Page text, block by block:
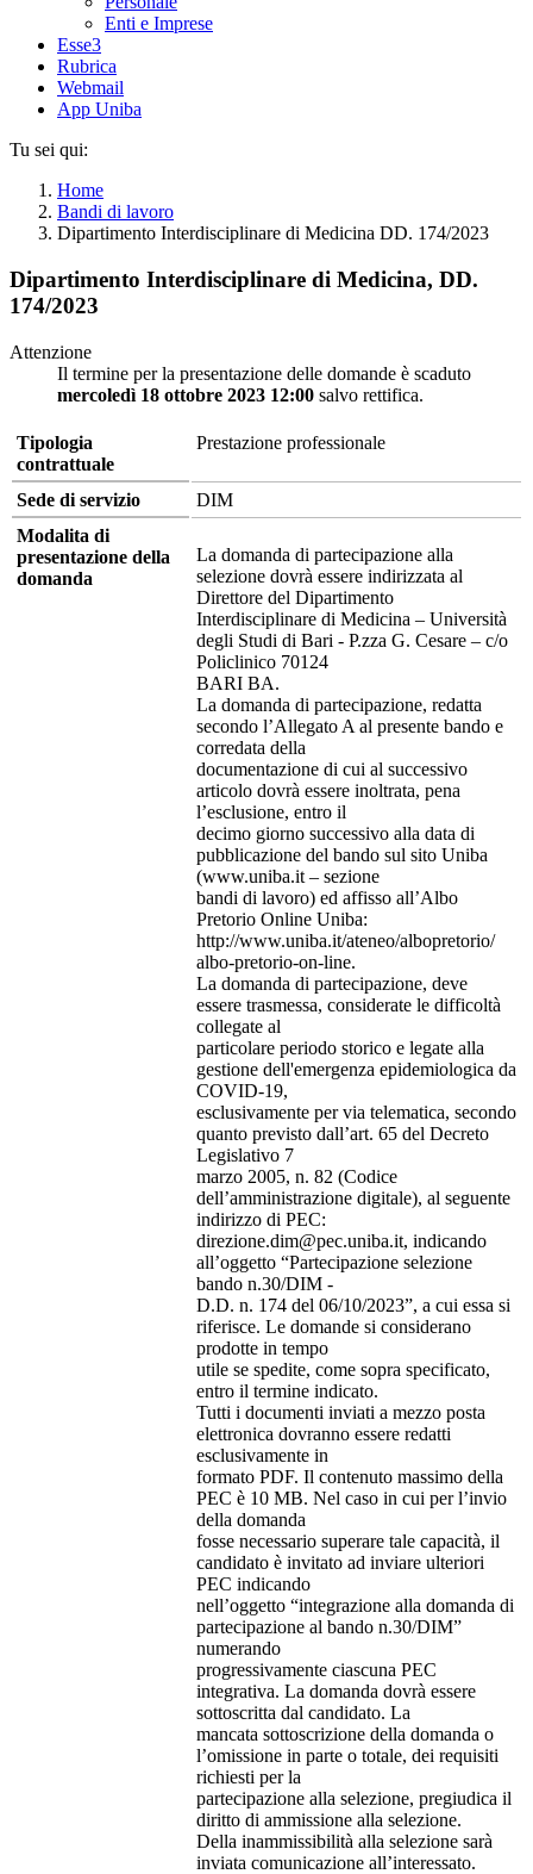
Enti e Imprese
Esse3
Rubrica
Webmail
App Uniba
Tu sei qui:
Home
Bandi di lavoro
Dipartimento Interdisciplinare di Medicina DD. 174/2023
Dipartimento Interdisciplinare di Medicina, DD.
174/2023
Attenzione
Il termine per la presentazione delle domande è scaduto
mercoledì 18 ottobre 2023 12:00 salvo rettifica.
Tipologia
contrattuale
Prestazione professionale
Sede di servizio
DIM
Modalita di
presentazione della
domanda
La domanda di partecipazione alla
selezione dovrà essere indirizzata al
Direttore del Dipartimento
Interdisciplinare di Medicina – Università
degli Studi di Bari - P.zza G. Cesare – c/o
Policlinico 70124
BARI BA.
La domanda di partecipazione, redatta
secondo l’Allegato A al presente bando e
corredata della
documentazione di cui al successivo
articolo dovrà essere inoltrata, pena
l’esclusione, entro il
decimo giorno successivo alla data di
pubblicazione del bando sul sito Uniba
(www.uniba.it – sezione
bandi di lavoro) ed affisso all’Albo
Pretorio Online Uniba:
http://www.uniba.it/ateneo/albopretorio/
albo-pretorio-on-line.
La domanda di partecipazione, deve
essere trasmessa, considerate le difficoltà
collegate al
particolare periodo storico e legate alla
gestione dell'emergenza epidemiologica da
COVID-19,
esclusivamente per via telematica, secondo
quanto previsto dall’art. 65 del Decreto
Legislativo 7
marzo 2005, n. 82 (Codice
dell’amministrazione digitale), al seguente
indirizzo di PEC:
direzione.dim@pec.uniba.it, indicando
all’oggetto “Partecipazione selezione
bando n.30/DIM -
D.D. n. 174 del 06/10/2023”, a cui essa si
riferisce. Le domande si considerano
prodotte in tempo
utile se spedite, come sopra specificato,
entro il termine indicato.
Tutti i documenti inviati a mezzo posta
elettronica dovranno essere redatti
esclusivamente in
formato PDF. Il contenuto massimo della
PEC è 10 MB. Nel caso in cui per l’invio
della domanda
fosse necessario superare tale capacità, il
candidato è invitato ad inviare ulteriori
PEC indicando
nell’oggetto “integrazione alla domanda di
partecipazione al bando n.30/DIM”
numerando
progressivamente ciascuna PEC
integrativa. La domanda dovrà essere
sottoscritta dal candidato. La
mancata sottoscrizione della domanda o
l’omissione in parte o totale, dei requisiti
richiesti per la
partecipazione alla selezione, pregiudica il
diritto di ammissione alla selezione.
Della inammissibilità alla selezione sarà
inviata comunicazione all’interessato.